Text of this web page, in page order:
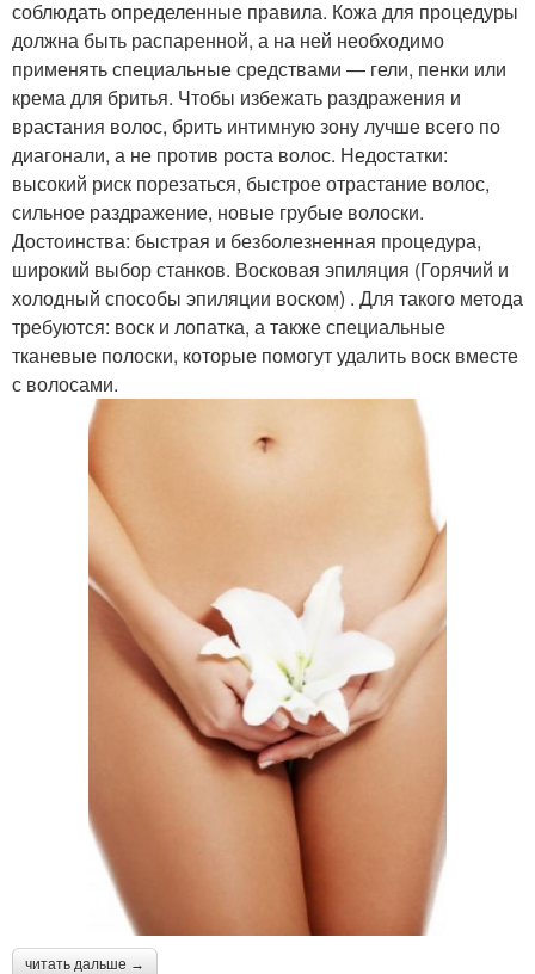
соблюдать определенные правила. Кожа для процедуры
должна быть распаренной, а на ней необходимо
применять специальные средствами — гели, пенки или
крема для бритья. Чтобы избежать раздражения и
врастания волос, брить интимную зону лучше всего по
диагонали, а не против роста волос. Недостатки:
высокий риск порезаться, быстрое отрастание волос,
сильное раздражение, новые грубые волоски.
Достоинства: быстрая и безболезненная процедура,
широкий выбор станков. Восковая эпиляция (Горячий и
холодный способы эпиляции воском) . Для такого метода
требуются: воск и лопатка, а также специальные
тканевые полоски, которые помогут удалить воск вместе
с волосами.
читать дальше →